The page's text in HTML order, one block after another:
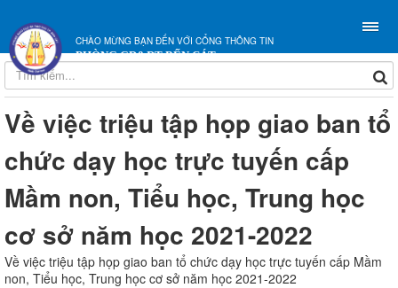
CHÀO MỪNG BẠN ĐẾN VỚI CỔNG THÔNG TIN
PHÒNG GD&ĐT BẾN CÁT
Về việc triệu tập họp giao ban tổ
chức dạy học trực tuyến cấp
Mầm non, Tiểu học, Trung học
cơ sở năm học 2021-2022
Về việc triệu tập họp giao ban tổ chức dạy học trực tuyến cấp Mầm
non, Tiểu học, Trung học cơ sở năm học 2021-2022